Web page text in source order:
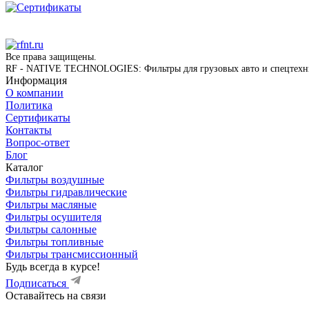
Все права защищены.
RF - NATIVE TECHNOLOGIES: Фильтры для грузовых авто и
Информация
О компании
Политика
Сертификаты
Контакты
Вопрос-ответ
Блог
Каталог
Фильтры воздушные
Фильтры гидравлические
Фильтры масляные
Фильтры осушителя
Фильтры салонные
Фильтры топливные
Фильтры трансмиссионный
Будь всегда в курсе!
Подписаться
Оставайтесь на связи